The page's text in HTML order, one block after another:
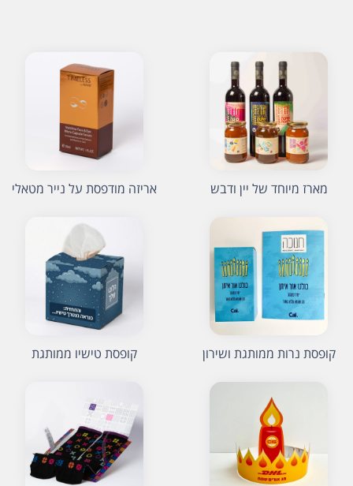
מארז מיוחד של יין ודבש אריזה מודפסת על נייר מטאלי
קופסת נרות ממותגת ושירון קופסת טישיו ממותגת